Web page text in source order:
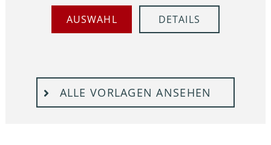
AUSWAHL DETAILS
ALLE VORLAGEN ANSEHEN